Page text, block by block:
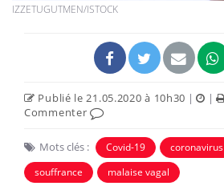
IZZETUGUTMEN/ISTOCK
Publié le 21.05.2020 à 10h30 | |
Commenter
Mots clés : Covid-19 coronavirus
souffrance
malaise vagal